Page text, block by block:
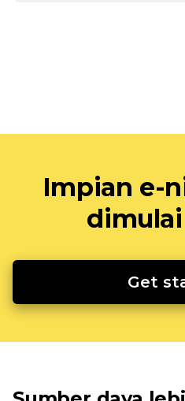
Impian e-
Get